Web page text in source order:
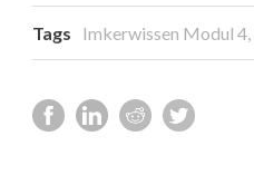
Tags Imkerwissen Modul 4,